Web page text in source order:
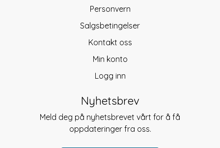
Personvern
Salgsbetingelser
Kontakt oss
Min konto
Logg inn
Nyhetsbrev
Meld deg på nyhetsbrevet vårt for å få
oppdateringer fra oss.